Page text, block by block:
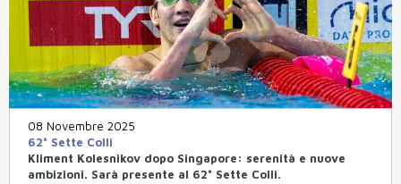
08 Novembre 2025
62° Sette Colli
Kliment Kolesnikov dopo Singapore: serenità e nuove
ambizioni. Sarà presente al 62° Sette Colli.